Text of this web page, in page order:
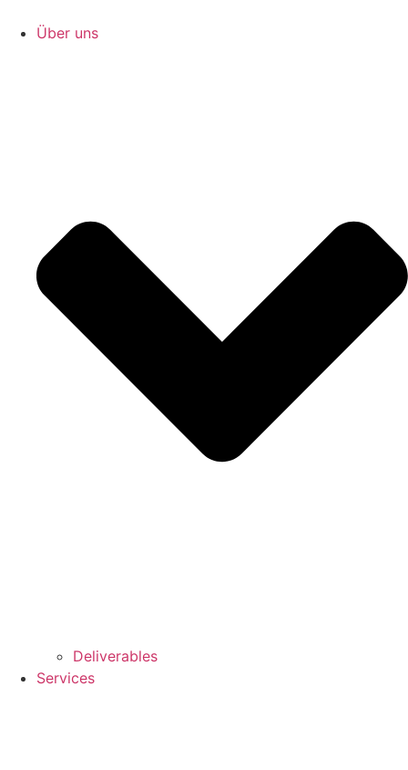
Inhalt Über uns
Deliverables
Services